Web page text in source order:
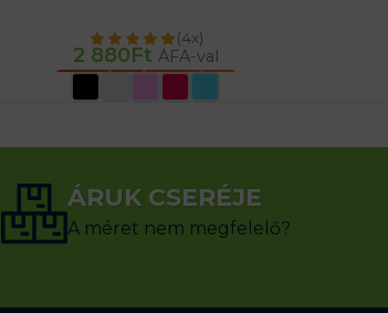
(4x)
2 880Ft ÁFA-val
OPCIÓK VÁLASZTÁSA
ÁRUK CSERÉJE
A méret nem megfelelő?